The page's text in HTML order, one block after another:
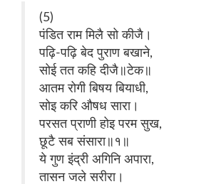
(5)
पंडित राम मिलै सो कीजै।
पढ़ि-पढ़ि बेद पुराण बखाने,
सोई तत कहि दीजै॥टेक॥
आतम रोगी बिषय बियाधी,
सोइ करि औषध सारा।
परसत प्राणी होइ परम सुख,
छूटै सब संसारा॥१॥
ये गुण इंद्री अगिनि अपारा,
तासन जले सरीरा।